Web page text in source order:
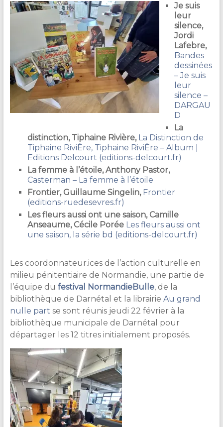
Je suis
leur
silence,
Jordi
Lafebre,
Bandes
dessinées
– Je suis
leur
silence –
DARGAU
D
La
distinction, Tiphaine Rivière, La Distinction de
Tiphaine RiviÈre, Tiphaine RiviÈre – Album |
Editions Delcourt (editions-delcourt.fr)
La femme à l’étoile, Anthony Pastor,
Casterman – La femme à l’étoile
Frontier, Guillaume Singelin, Frontier
(editions-ruedesevres.fr)
Les fleurs aussi ont une saison, Camille
Anseaume, Cécile Porée Les fleurs aussi ont
une saison, la série bd (editions-delcourt.fr)
Les coordonnateur.ices de l’action culturelle en
milieu pénitentiaire de Normandie, une partie de
l’équipe du festival NormandieBulle, de la
bibliothèque de Darnétal et la librairie Au grand
nulle part se sont réunis jeudi 22 février à la
bibliothèque municipale de Darnétal pour
départager les 12 titres initialement proposés.